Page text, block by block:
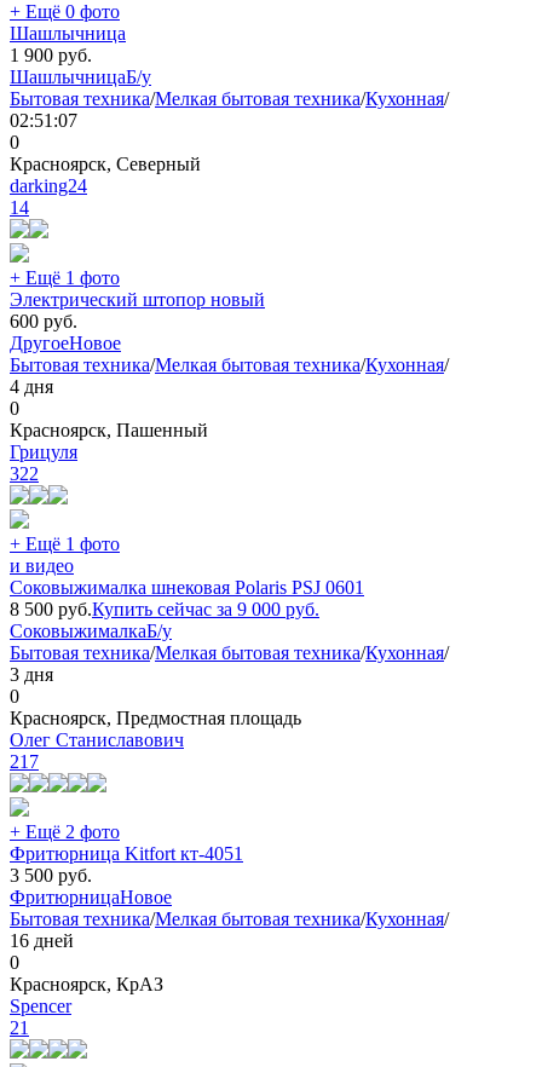
+ Ещё 0 фото
Шашлычница
1 900 руб.
ШашлычницаБ/у
Бытовая техника/Мелкая бытовая техника/Кухонная/
02:51:07
0
Красноярск, Северный
darking24
14
+ Ещё 1 фото
Электрический штопор новый
600 руб.
ДругоеНовое
Бытовая техника/Мелкая бытовая техника/Кухонная/
4 дня
0
Красноярск, Пашенный
Грицуля
322
+ Ещё 1 фото
и видео
Соковыжималка шнековая Polaris PSJ 0601
8 500 руб.Купить сейчас за 9 000 руб.
СоковыжималкаБ/у
Бытовая техника/Мелкая бытовая техника/Кухонная/
3 дня
0
Красноярск, Предмостная площадь
Олег Станиславович
217
+ Ещё 2 фото
Фритюрница Kitfort кт-4051
3 500 руб.
ФритюрницаНовое
Бытовая техника/Мелкая бытовая техника/Кухонная/
16 дней
0
Красноярск, КрАЗ
Spencer
21